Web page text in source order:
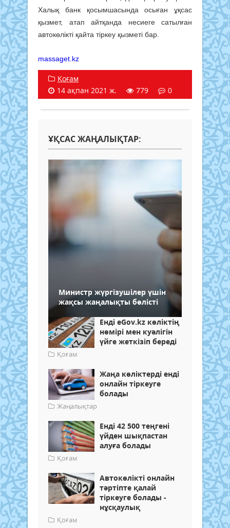
Халық банк қосымшасында осыған ұқсас
қызмет, атап айтқанда несиеге сатылған
автокөлікті қайта тіркеу қызметі бар.
massaget.kz
Қоғам
14 ақпан 2021 ж.
779 0
ҰҚСАС ЖАҢАЛЫҚТАР:
Министр жүргізушілер үшін
жақсы жаңалықты бөлісті
Енді eGov.kz көліктің
нөмірі мен куәлігін
үйге жеткізіп береді
Қоғам
Жаңа көліктерді енді
онлайн тіркеуге
болады
Жаңалықтар
Енді 42 500 теңгені
үйден шықпастан
алуға болады
Қоғам
Автокөлікті онлайн
тәртіпте қалай
тіркеуге болады -
нұсқаулық
Қоғам